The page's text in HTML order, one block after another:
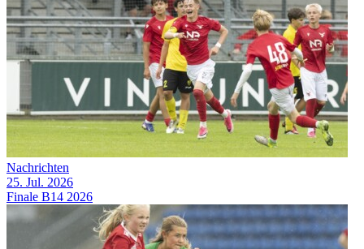
Nachrichten
25. Jul. 2026
Finale B14 2026